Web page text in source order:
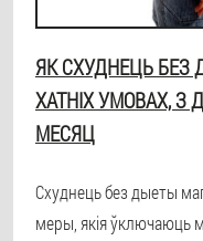
ЯК СХУДНЕЦЬ БЕЗ
ХАТНІХ УМОВАХ, З
МЕСЯЦ
Схуднець без дыеты
меры, якія ўключаюць